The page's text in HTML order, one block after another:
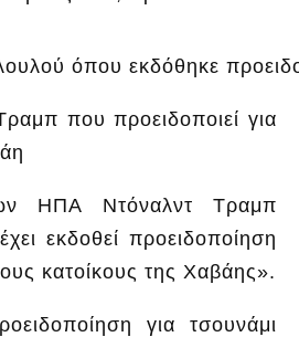
όπου εκδόθηκε
που προειδοποιεί για
ΗΠΑ Ντόναλντ Τραμπ
εκδοθεί προειδοποίηση
κατοίκους της Χαβάης».
για τσουνάμι